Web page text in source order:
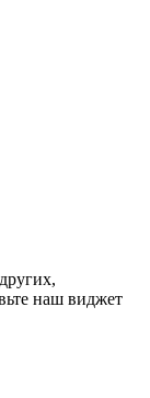
наш виджет